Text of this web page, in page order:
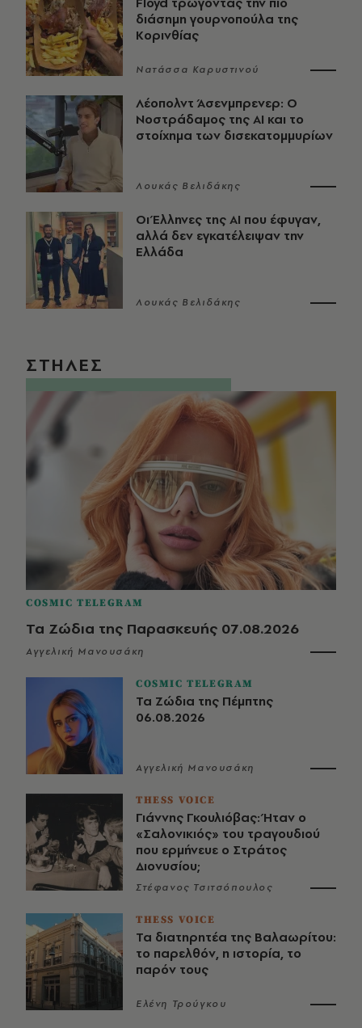
διάσημη γουρνοπούλα της
Κορινθίας
Νατάσσα Καρυστινού
Λέοπολντ Άσενμπρενερ: Ο
Νοστράδαμος της AI και το
στοίχημα των δισεκατομμυρίων
Λουκάς Βελιδάκης
Οι Έλληνες της ΑΙ που έφυγαν,
αλλά δεν εγκατέλειψαν την
Ελλάδα
Λουκάς Βελιδάκης
ΣΤΗΛΕΣ
COSMIC TELEGRAM
Τα Ζώδια της Παρασκευής 07.08.2026
Αγγελική Μανουσάκη
COSMIC TELEGRAM
Τα Ζώδια της Πέμπτης
06.08.2026
Αγγελική Μανουσάκη
THESS VOICE
Γιάννης Γκουλιόβας: Ήταν ο
«Σαλονικιός» του τραγουδιού
που ερμήνευε ο Στράτος
Διονυσίου;
Στέφανος Τσιτσόπουλος
THESS VOICE
Τα διατηρητέα της Βαλαωρίτου:
το παρελθόν, η ιστορία, το
παρόν τους
Ελένη Τρούγκου